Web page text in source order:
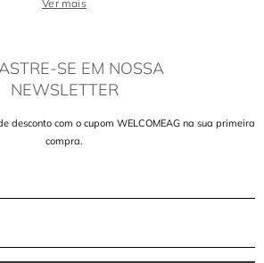
Ver mais
SE EM NOSSA
NEWSLETTER
desconto com o cupom WELCOMEAG na sua primeira
compra.